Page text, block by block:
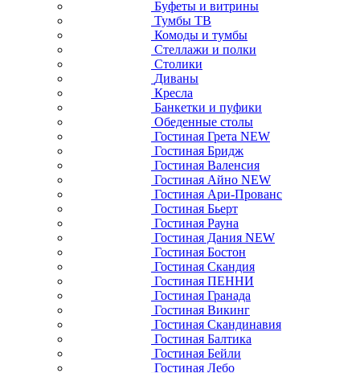
Буфеты и витрины
Тумбы ТВ
Комоды и тумбы
Стеллажи и полки
Столики
Диваны
Кресла
Банкетки и пуфики
Обеденные столы
Гостиная Грета NEW
Гостиная Бридж
Гостиная Валенсия
Гостиная Айно NEW
Гостиная Ари-Прованс
Гостиная Бьерт
Гостиная Рауна
Гостиная Дания NEW
Гостиная Бостон
Гостиная Скандия
Гостиная ПЕННИ
Гостиная Гранада
Гостиная Викинг
Гостиная Скандинавия
Гостиная Балтика
Гостиная Бейли
Гостиная Лебо